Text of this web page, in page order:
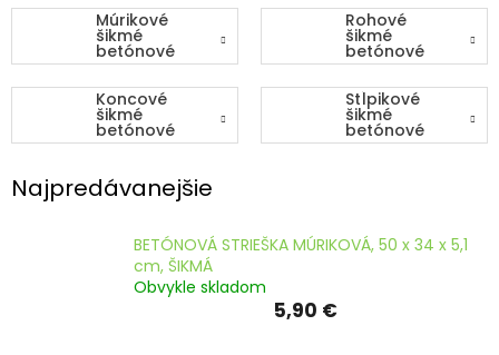
STRIEŠKY
zdarma
Múrikové
šikmé
betónové
striešky
Rohové
šikmé
betónové
striešky
Koncové
šikmé
betónové
striešky
Stĺpikové
šikmé
betónové
striešky
Najpredávanejšie
BETÓNOVÁ STRIEŠKA MÚRIKOVÁ, 50 x 34 x 5,1
cm, ŠIKMÁ
Obvykle skladom
5,90 €